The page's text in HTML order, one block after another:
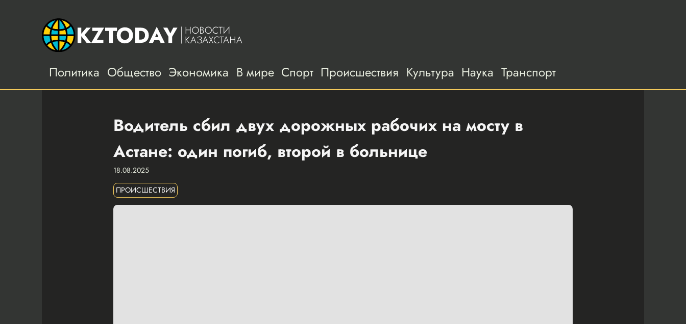
Политика Общество Экономика В мире Спорт Происшествия Культура Наука Транспорт
Водитель сбил двух дорожных рабочих на мосту в
Астане: один погиб, второй в больнице
18.08.2025
ПРОИСШЕСТВИЯ